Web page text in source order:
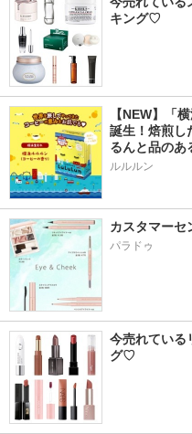
キング♡
【NEW】「
誕生！焙煎し
るんと品の
ルルルン
カスタマーセ
パラドゥ
今売れている
グ♡